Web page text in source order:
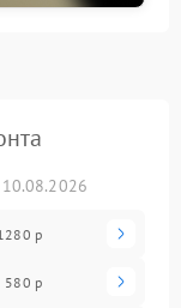
р
580 р